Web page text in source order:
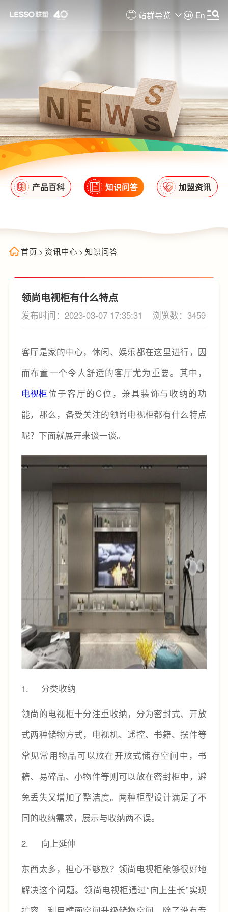
站群导览 En
产品百科 知识问答 加盟资讯
首页 > 资讯中心 > 知识问答
领尚电视柜有什么特点
发布时间：2023-03-07 17:35:31 浏览数：3459
客厅是家的中心，休闲、娱乐都在这里进行，因
而布置一个令人舒适的客厅尤为重要。其中，
电视柜位于客厅的C位，兼具装饰与收纳的功
能，那么，备受关注的领尚电视柜都有什么特点
呢？下面就展开来谈一谈。
1. 分类收纳
领尚的电视柜十分注重收纳，分为密封式、开放
式两种储物方式，电视机、遥控、书籍、摆件等
常见常用物品可以放在开放式储存空间中，书
籍、易碎品、小物件等则可以放在密封柜中，避
免丢失又增加了整洁度。两种柜型设计满足了不
同的收纳需求，展示与收纳两不误。
2. 向上延伸
东西太多，担心不够放？领尚电视柜能够很好地
解决这个问题。领尚电视柜通过“向上生长”实现